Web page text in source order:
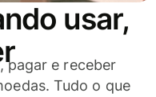
usar,
pagar e receber
Tudo o que